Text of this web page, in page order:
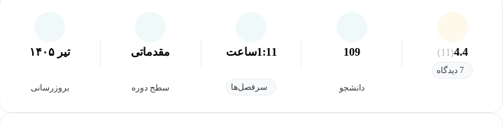
4.4
(11)
7 دیدگاه
109
دانشجو
1:11ساعت
سرفصل‌ها
مقدماتی
سطح دوره بروزرسانی
تیر ۱۴۰۵